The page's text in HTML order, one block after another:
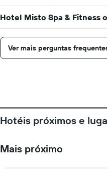
Hotel Misto Spa & Fitness
Ver mais perguntas
Hotéis próximos e
Mais próximo